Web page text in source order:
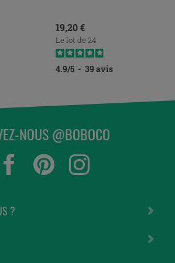
Prix
19,20 €
Le lot de 24
4.9/5 - 39 avis
?
NOUS @BOBOCO